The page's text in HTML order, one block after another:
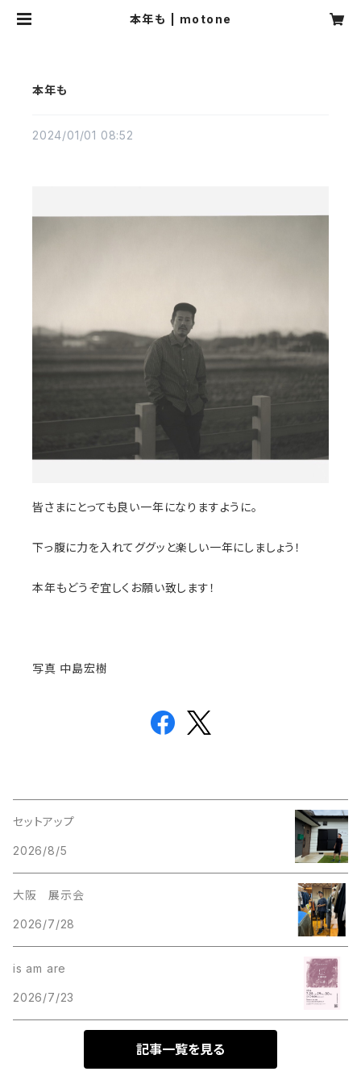
本年も | motone
本年も
2024/01/01 08:52
皆さまにとっても良い一年になりますように。
下っ腹に力を入れてググッと楽しい一年にしましょう！
本年もどうぞ宜しくお願い致します！
写真 中島宏樹
セットアップ
2026/8/5
大阪 展示会
2026/7/28
is am are
2026/7/23
記事一覧を見る